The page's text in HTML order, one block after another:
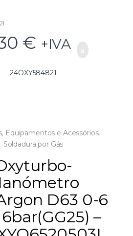
€ +IVA
24OXY584821
, Equipamentos e Acessórios,
Soldadura por Gás
D63 0-6
6bar(GG25) –